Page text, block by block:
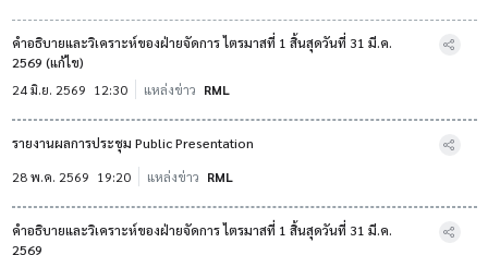
คำอธิบายและวิเคราะห์ของฝ่ายจัดการ ไตรมาสที่ 1 สิ้นสุดวันที่ 31 มี.ค.
2569 (แก้ไข)
24 มิ.ย. 2569 12:30 แหล่งข่าว RML
รายงานผลการประชุม Public Presentation
28 พ.ค. 2569 19:20 แหล่งข่าว RML
คำอธิบายและวิเคราะห์ของฝ่ายจัดการ ไตรมาสที่ 1 สิ้นสุดวันที่ 31 มี.ค.
2569